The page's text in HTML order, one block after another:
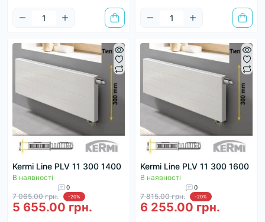
Kermi Line PLV 11 300 1400
В наявності
0
7 065.00 грн. -20%
5 655.00 грн.
Kermi Line PLV 11 300 1600
В наявності
0
7 815.00 грн. -20%
6 255.00 грн.